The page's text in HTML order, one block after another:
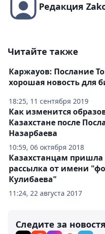
Редакция
Читайте также
18:25, 11 сентября 2019
Каржауов: Послание
хорошая новость для
10:59, 06 октября 2018
Как изменится
Казахстане после
Назарбаева
11:24, 22 августа 2017
Казахстанцам
рассылка от имени
Кулибаева"
Следите за